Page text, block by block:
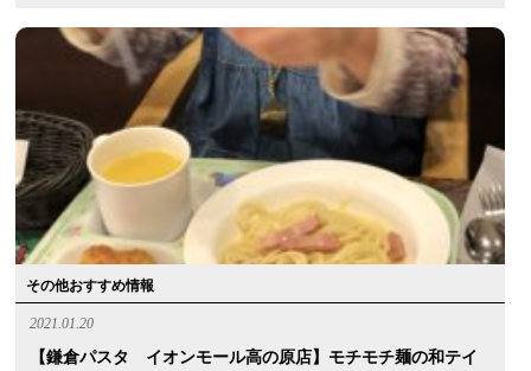
その他おすすめ情報
2021.01.20
【鎌倉パスタ イオンモール高の原店】モチモチ麺の和テイ